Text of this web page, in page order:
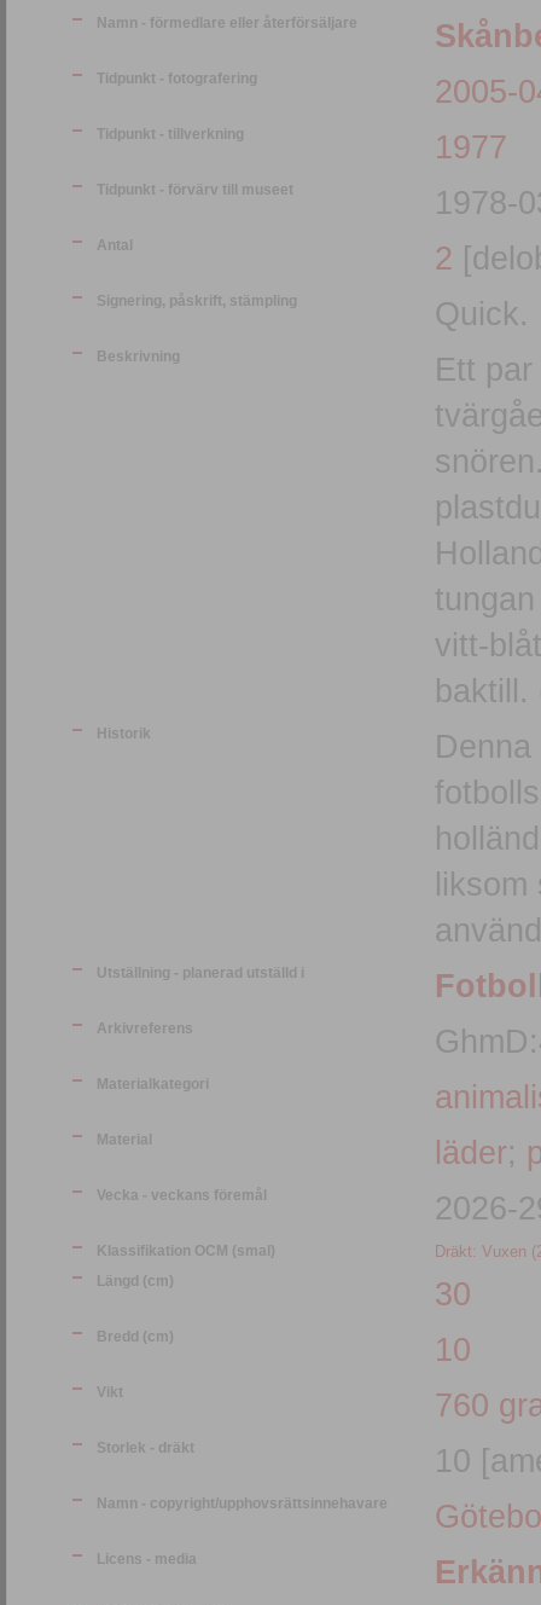
Namn - förmedlare eller återförsäljare
Tidpunkt - fotografering 2005-
Tidpunkt - tillverkning 1977
Tidpunkt - förvärv till museet 1978-
Antal 2
Signering, påskrift, stämpling Quick.
Beskrivning
Ett
vitt-
baktill.
Historik
liksom
Utställning - planerad utställd i
Arkivreferens
Materialkategori
Material läder;
Vecka - veckans föremål 2026-
Klassifikation OCM (smal) Dräkt: Vuxen
Längd (cm) 30
Bredd (cm) 10
Vikt 760
Storlek - dräkt 10
Namn - copyright/upphovsrättsinnehavare
Licens - media